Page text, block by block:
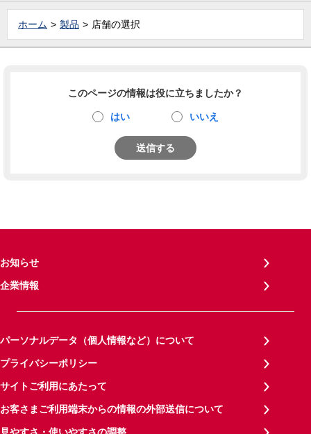
ホーム 製品 店舗の選択
このページの情報は役に立ちましたか？
はい いいえ
送信する
お知らせ
企業情報
パーソナルデータ（個人情報など）について
プライバシーポリシー
サイトご利用にあたって
お客さまご利用端末からの情報の外部送信について